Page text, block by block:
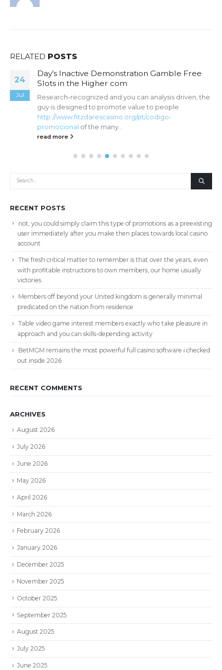
RELATED POSTS
24
Jul
Day’s Inactive Demonstration Gamble Free
Slots in the Higher com
Research-recognized and you can analysis driven, the
guy is designed to promote value to people
http://www.fitzdarescasino.org/pt/codigo-
promocional of the many...
read more
RECENT POSTS
not, you could simply claim this type of promotions as a preexisting
user immediately after you make then places towards local casino
account
The fresh critical matter to remember is that over the years, even
with profitable instructions to own members, our home usually
victories
Members off beyond your United kingdom is generally minimal
predicated on the nation from residence
Table video game interest members exactly who take pleasure in
approach and you can skills-depending activity
BetMGM remains the most powerful full casino software i checked
out inside 2026
RECENT COMMENTS
ARCHIVES
August 2026
July 2026
June 2026
May 2026
April 2026
March 2026
February 2026
January 2026
December 2025
November 2025
October 2025
September 2025
August 2025
July 2025
June 2025